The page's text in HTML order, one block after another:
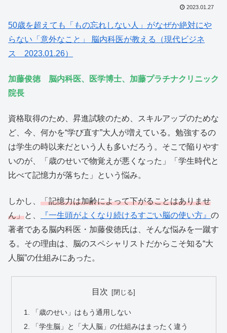
2023.01.27
50歳を超えても「もの忘れしない人」がなぜか絶対にや
らない「意外なこと」 脳内科医が教える（現代ビジネ
ス 2023.01.26）
加藤俊徳 脳内科医、医学博士、加藤プラチナクリニック
院長
資格取得のため、昇進試験のため、スキルアップのためな
ど、今、何かを“学び直す”大人が増えている。勉強するの
は学生の時以来だという人も多いだろう。そこで陥りやす
いのが、「歳のせいで物覚えが悪くなった」「学生時代と
比べて記憶力が落ちた」という悩み。
しかし、 「記憶力は加齢によって下がることはありませ
ん」と、 『一生頭がよくなり続けるすごい脳の使い方』 の
著者である脳内科医・加藤俊徳氏は、そんな悩みを一蹴す
る。その理由は、脳のスペシャリストだからこそ知る“大
人脳”の仕組みにあった。
目次
「歳のせい」はもう通用しない
「学生脳」と「大人脳」の仕組みはまったく違う